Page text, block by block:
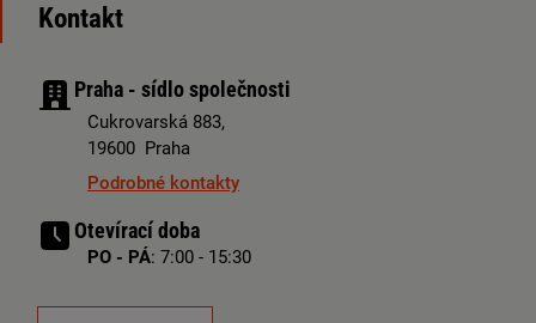
Kontakt
Praha - sídlo společnosti
Cukrovarská 883,
19600 Praha
Podrobné kontakty
Otevírací doba
PO - PÁ: 7:00 - 15:30